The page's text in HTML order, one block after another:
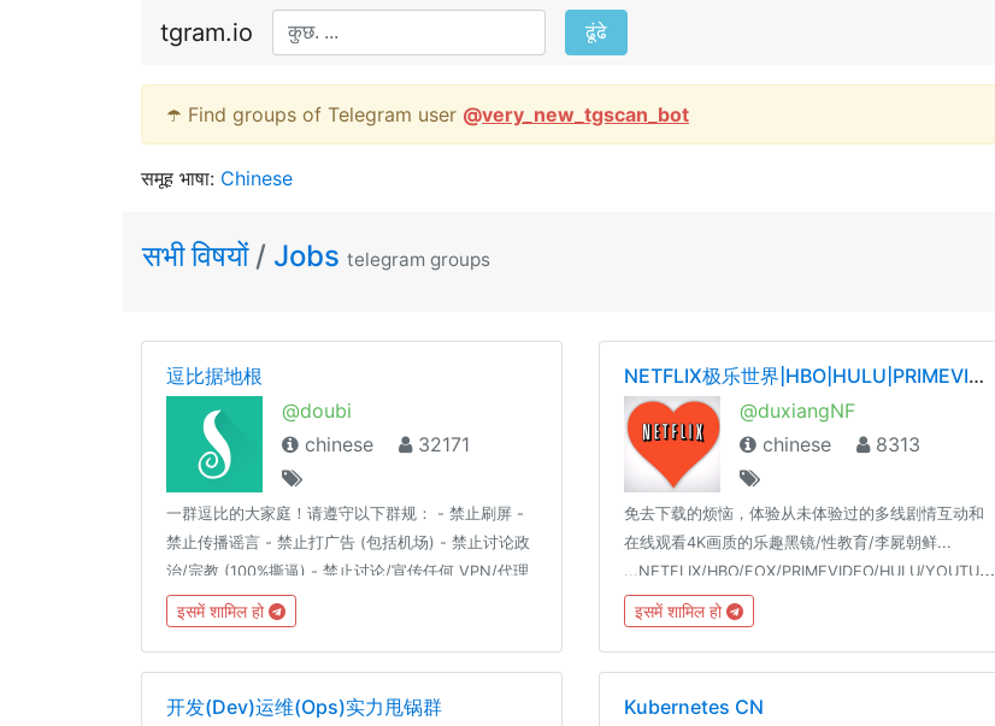
tgram.io ढूंढे
☂️ Find groups of Telegram user @very_new_tgscan_bot
समूह भाषा: Chinese
सभी विषयों / Jobs telegram groups
逗比据地根
@doubi
chinese
32171
一群逗比的大家庭！请遵守以下群规： - 禁止刷屏 -
禁止传播谣言 - 禁止打广告 (包括机场) - 禁止讨论政
治/宗教 (100%撕逼) - 禁止讨论/宣传任何 VPN/代理
网站 - 禁止讨论色情、暴力、血腥、赌博等详细解释
请见：https://t.me/doubi/1265812对以上群规的有
异议的自行退群，不退群则代表同意以上群规定。
逗比根据地 更新通知频道 : @doubi_a
इसमें शामिल हो
NETFLIX极乐世界|HBO|HULU|PRIMEVIDEO|YOUTUBE|SPOTIFY|TIDAL|QOBUZ——唯一官网dxnf.xyz
@duxiangNF
chinese
8313
免去下载的烦恼，体验从未体验过的多线剧情互动和
在线观看4K画质的乐趣黑镜/性教育/李屍朝鲜...
...NETFLIX/HBO/FOX/PRIMEVIDEO/HULU/YOUTUBEPREMIUM/SPOTIFY/18+
इसमें शामिल हो
开发(Dev)运维(Ops)实力甩锅群
Kubernetes CN